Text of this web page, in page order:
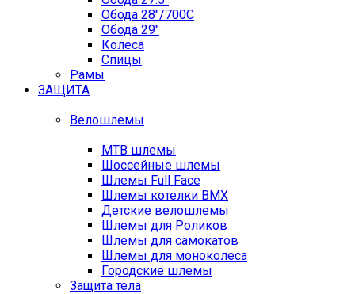
Обода 28"/700C
Обода 29"
Колеса
Спицы
Рамы
ЗАЩИТА
Велошлемы
MTB шлемы
Шоссейные шлемы
Шлемы Full Face
Шлемы котелки BMX
Детские велошлемы
Шлемы для Роликов
Шлемы для самокатов
Шлемы для моноколеса
Городские шлемы
Защита тела